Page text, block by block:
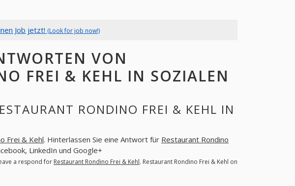
Job jetzt! (Look for job now!)
VON
FREI & KEHL IN SOZIALEN
RONDINO FREI & KEHL IN
Frei & Kehl. Hinterlassen Sie eine Antwort für Restaurant Rondino
LinkedIn und Google+
a respond for Restaurant Rondino Frei & Kehl. Restaurant Rondino Frei & Kehl on